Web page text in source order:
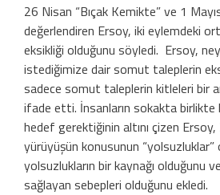
26 Nisan “Bıçak Kemikte” ve 1
değerlendiren Ersoy, iki eylemdeki
eksikliği olduğunu söyledi. Ersoy,
istediğimize dair somut taleplerin
sadece somut taleplerin kitleleri bir
ifade etti. İnsanların sokakta birlikte
hedef gerektiğinin altını çizen Ersoy,
yürüyüşün konusunun
yolsuzlukların bir kaynağı olduğunu
sağlayan sebepleri olduğunu ekledi.